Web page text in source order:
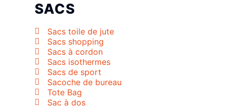
SACS
Sacs toile de jute
Sacs shopping
Sacs à cordon
Sacs isothermes
Sacs de sport
Sacoche de bureau
Tote Bag
Sac à dos